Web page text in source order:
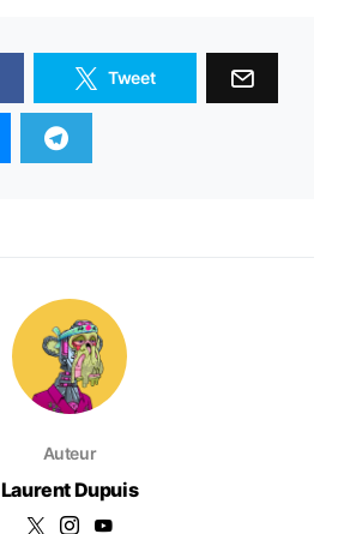
Tweet
Auteur
Laurent Dupuis